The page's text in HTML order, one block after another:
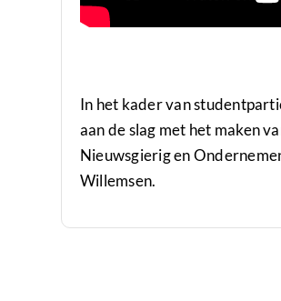
In het kader van
aan de slag met het maken
Nieuwsgierig en
Willemsen.